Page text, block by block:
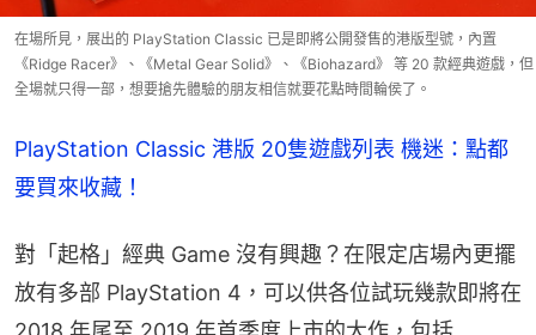
在場所見，展出的 PlayStation Classic 已是即將公開發售的港版型號，內置
《Ridge Racer》、《Metal Gear Solid》、《Biohazard》 等 20 款經典遊戲，但
全場就只得一部，想要搶先體驗的朋友相信就要花點時間輪侯了。
PlayStation Classic 港版 20隻遊戲列表 機迷：點都
要買來收藏！
對「起格」經典 Game 沒有興趣？在限定店場內更擺
放有多部 PlayStation 4，可以供各位試玩幾款即將在